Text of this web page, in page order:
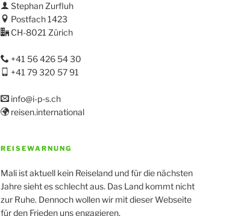
Stephan Zurfluh
Postfach 1423
CH-8021 Zürich
+41 56 426 54 30
+41 79 320 57 91
info@i-p-s.ch
reisen.international
REISEWARNUNG
Mali ist aktuell kein Reiseland und für die nächsten
Jahre sieht es schlecht aus. Das Land kommt nicht
zur Ruhe. Dennoch wollen wir mit dieser Webseite
für den Frieden uns engagieren.